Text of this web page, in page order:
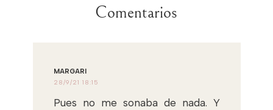
Comentarios
MARGARI
28/9/21 18:15
Pues no me sonaba de nada. Y